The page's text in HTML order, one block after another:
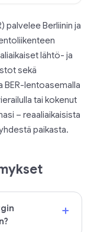
palvelee Berliinin ja
lähtö- ja
sekä
lentoasemalla
tai kokenut
– reaaliaikaisista
paikasta.
+